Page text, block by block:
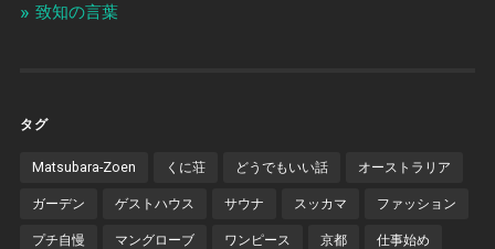
致知の言葉
タグ
Matsubara-Zoen くに荘 どうでもいい話 オーストラリア
ガーデン ゲストハウス サウナ スッカマ ファッション
プチ自慢 マングローブ ワンピース 京都 仕事始め